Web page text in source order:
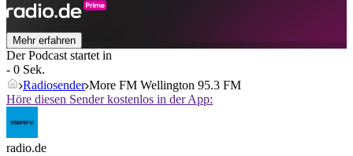
Mehr erfahren
Der Podcast startet in
- 0 Sek.
Radiosender More FM Wellington 95.3 FM
Höre diesen Sender kostenlos in der App:
radio.de